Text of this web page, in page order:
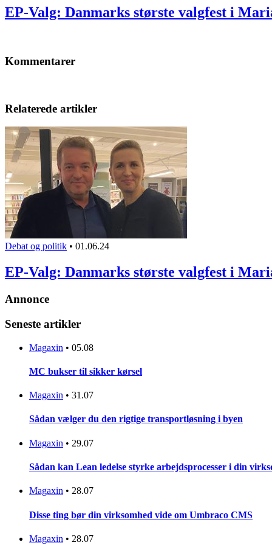
EP-Valg: Danmarks største valgfest i
Kommentarer
Relaterede artikler
Debat og politik • 01.06.24
EP-Valg: Danmarks største valgfest i
Annonce
Seneste artikler
Magaxin • 05.08
MC bukser til sikker kørsel
Magaxin • 31.07
Sådan vælger du den rigtige transportløsning i byen
Magaxin • 29.07
Sådan kan Lean ledelse styrke arbejdsprocesser i din
Magaxin • 28.07
Disse ting bør din virksomhed vide om Umbraco CMS
Magaxin • 28.07